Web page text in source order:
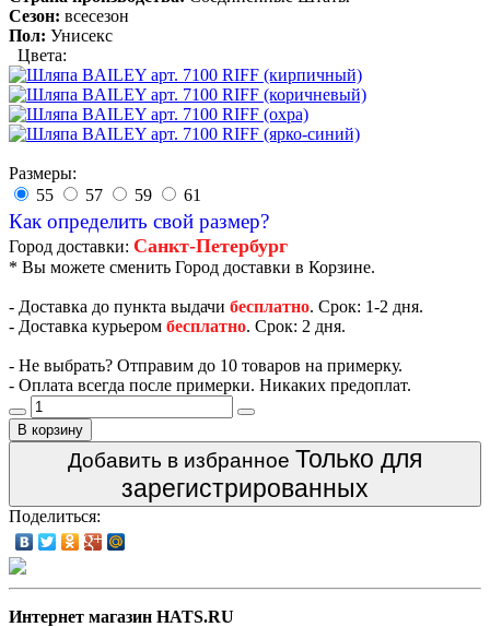
Сезон: всесезон
Пол: Унисекс
Цвета:
Размеры:
55
57 59 61
Как определить свой размер?
Город доставки: Санкт-Петербург
* Вы можете сменить Город доставки в Корзине.
- Доставка до пункта выдачи бесплатно. Срок: 1-2 дня.
- Доставка курьером бесплатно. Срок: 2 дня.
- Не выбрать? Отправим до 10 товаров на примерку.
- Оплата всегда после примерки. Никаких предоплат.
В корзину
Добавить в избранное Только для
зарегистрированных
Поделиться:
Интернет магазин HATS.RU